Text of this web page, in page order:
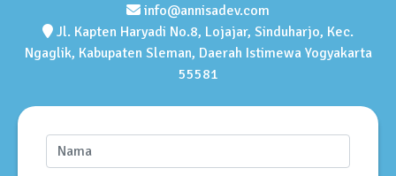
info@annisadev.com
Jl. Kapten Haryadi No.8, Lojajar, Sinduharjo, Kec.
Ngaglik, Kabupaten Sleman, Daerah Istimewa Yogyakarta
55581